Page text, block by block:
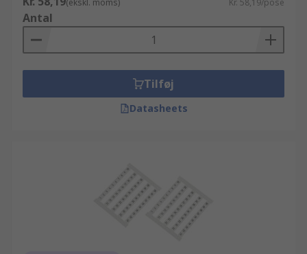
(ekskl. moms) Kr. 58,19/pose
Antal
Tilføj
Datasheets